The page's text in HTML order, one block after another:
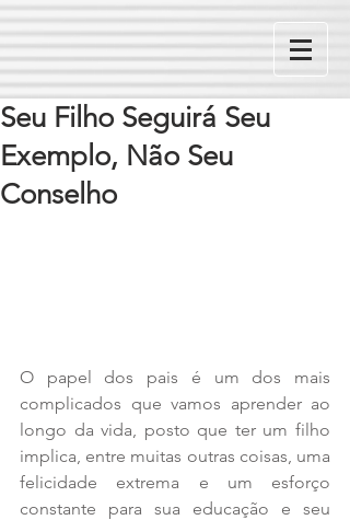
Seu Filho Seguirá Seu
Exemplo, Não Seu
Conselho
O papel dos pais é um dos mais
complicados que vamos aprender ao
longo da vida, posto que ter um filho
implica, entre muitas outras coisas, uma
felicidade extrema e um esforço
constante para sua educação e seu